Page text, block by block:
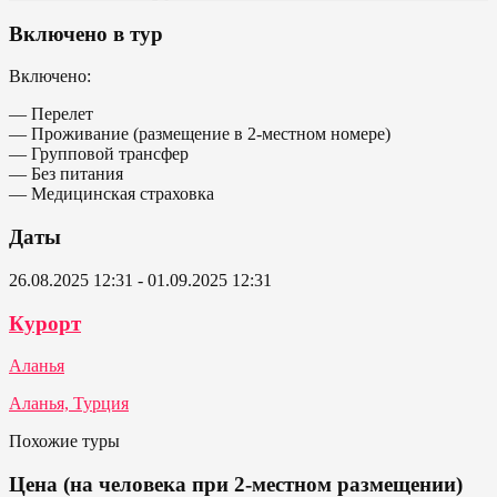
Включено в тур
Включено:
— Перелет
— Проживание (размещение в 2-местном номере)
— Групповой трансфер
— Без питания
— Медицинская страховка
Даты
26.08.2025 12:31 - 01.09.2025 12:31
Курорт
Аланья
Аланья, Турция
Похожие туры
Цена (на человека при 2-местном размещении)